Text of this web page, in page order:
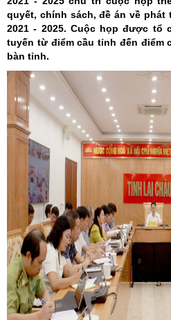
quyết, chính sách, đề án về
2021 - 2025. Cuộc họp được
tuyến từ điểm cầu tỉnh đến điểm
bàn tỉnh.